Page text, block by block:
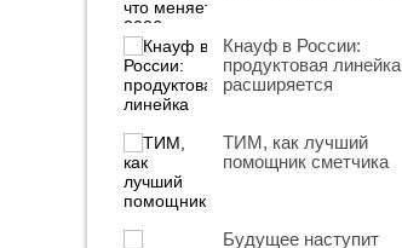
Кнауф в России:
продуктовая линейка
расширяется
ТИМ, как лучший
помощник сметчика
Будущее наступит